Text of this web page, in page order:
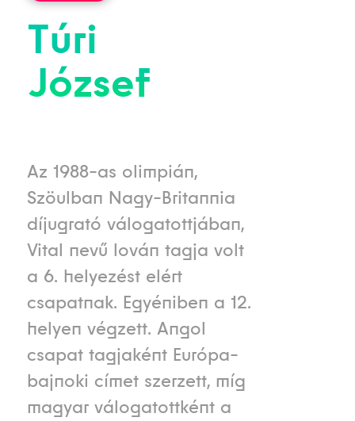
Túri
József
Az 1988-as olimpián,
Szöulban Nagy-Britannia
díjugrató válogatottjában,
Vital nevű lován tagja volt
a 6. helyezést elért
csapatnak. Egyéniben a 12.
helyen végzett. Angol
csapat tagjaként Európa-
bajnoki címet szerzett, míg
magyar válogatottként a